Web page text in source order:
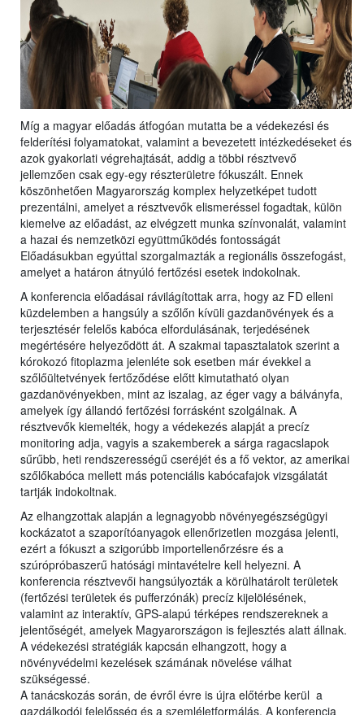
Míg a magyar előadás átfogóan mutatta be a védekezési és
felderítési folyamatokat, valamint a bevezetett intézkedéseket és
azok gyakorlati végrehajtását, addig a többi résztvevő
jellemzően csak egy-egy részterületre fókuszált. Ennek
köszönhetően Magyarország komplex helyzetképet tudott
prezentálni, amelyet a résztvevők elismeréssel fogadtak, külön
kiemelve az előadást, az elvégzett munka színvonalát, valamint
a hazai és nemzetközi együttműködés fontosságát
Előadásukban egyúttal szorgalmazták a regionális összefogást,
amelyet a határon átnyúló fertőzési esetek indokolnak.
A konferencia előadásai rávilágítottak arra, hogy az FD elleni
küzdelemben a hangsúly a szőlőn kívüli gazdanövények és a
terjesztésér felelős kabóca elfordulásának, terjedésének
megértésére helyeződött át. A szakmai tapasztalatok szerint a
kórokozó fitoplazma jelenléte sok esetben már évekkel a
szőlőültetvények fertőződése előtt kimutatható olyan
gazdanövényekben, mint az iszalag, az éger vagy a bálványfa,
amelyek így állandó fertőzési forrásként szolgálnak. A
résztvevők kiemelték, hogy a védekezés alapját a precíz
monitoring adja, vagyis a szakemberek a sárga ragacslapok
sűrűbb, heti rendszerességű cseréjét és a fő vektor, az amerikai
szőlőkabóca mellett más potenciális kabócafajok vizsgálatát
tartják indokoltnak.
Az elhangzottak alapján a legnagyobb növényegészségügyi
kockázatot a szaporítóanyagok ellenőrizetlen mozgása jelenti,
ezért a fókuszt a szigorúbb importellenőrzésre és a
szúrópróbaszerű hatósági mintavételre kell helyezni. A
konferencia résztvevői hangsúlyozták a körülhatárolt területek
(fertőzési területek és pufferzónák) precíz kijelölésének,
valamint az interaktív, GPS-alapú térképes rendszereknek a
jelentőségét, amelyek Magyarországon is fejlesztés alatt állnak.
A védekezési stratégiák kapcsán elhangzott, hogy a
növényvédelmi kezelések számának növelése válhat
szükségessé.
A tanácskozás során, de évről évre is újra előtérbe kerül a
gazdálkodói felelősség és a szemléletformálás. A konferencia